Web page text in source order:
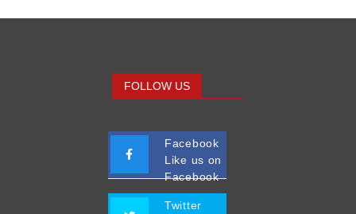
FOLLOW US
Facebook
Like us on
Facebook
Twitter